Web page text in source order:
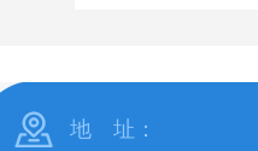
地 址：